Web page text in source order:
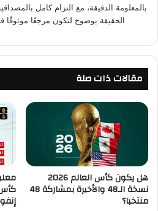
بالمعلومة الدقيقة، مع التزام كامل
الحقيقة بوضوح لتكون مرجعًا موثوقًا
مقالات ذات صلة
هل يكون كأس العالم 2026
نسخة الـ48 والأخيرة بمشاركة 48
منتخبا؟